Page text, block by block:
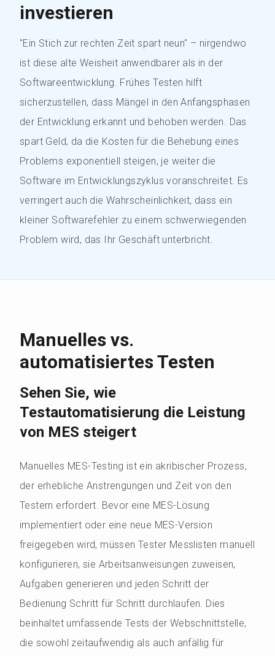
investieren
"Ein Stich zur rechten Zeit spart neun" – nirgendwo
ist diese alte Weisheit anwendbarer als in der
Softwareentwicklung. Frühes Testen hilft
sicherzustellen, dass Mängel in den Anfangsphasen
der Entwicklung erkannt und behoben werden. Das
spart Geld, da die Kosten für die Behebung eines
Problems exponentiell steigen, je weiter die
Software im Entwicklungszyklus voranschreitet. Es
verringert auch die Wahrscheinlichkeit, dass ein
kleiner Softwarefehler zu einem schwerwiegenden
Problem wird, das Ihr Geschäft unterbricht.
Manuelles vs.
automatisiertes Testen
Sehen Sie, wie
Testautomatisierung die Leistung
von MES steigert
Manuelles MES-Testing ist ein akribischer Prozess,
der erhebliche Anstrengungen und Zeit von den
Testern erfordert. Bevor eine MES-Lösung
implementiert oder eine neue MES-Version
freigegeben wird, müssen Tester Messlisten manuell
konfigurieren, sie Arbeitsanweisungen zuweisen,
Aufgaben generieren und jeden Schritt der
Bedienung Schritt für Schritt durchlaufen. Dies
beinhaltet umfassende Tests der Webschnittstelle,
die sowohl zeitaufwendig als auch anfällig für